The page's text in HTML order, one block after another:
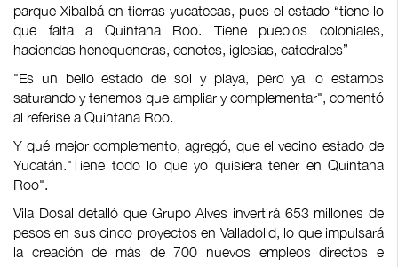
parque Xibalbá en tierras yucatecas, pues el estado “tiene lo
que falta a Quintana Roo. Tiene pueblos coloniales,
haciendas henequeneras, cenotes, iglesias, catedrales”
"Es un bello estado de sol y playa, pero ya lo estamos
saturando y tenemos que ampliar y complementar", comentó
al referise a Quintana Roo.
Y qué mejor complemento, agregó, que el vecino estado de
Yucatán."Tiene todo lo que yo quisiera tener en Quintana
Roo".
Vila Dosal detalló que Grupo Alves invertirá 653 millones de
pesos en sus cinco proyectos en Valladolid, lo que impulsará
la creación de más de 700 nuevos empleos directos e